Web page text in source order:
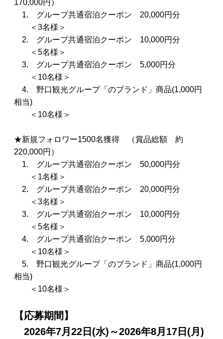
170,000円）
1. グループ共通宿泊クーポン 20,000円分
＜3名様＞
2. グループ共通宿泊クーポン 10,000円分
＜5名様＞
3. グループ共通宿泊クーポン 5,000円分
＜10名様＞
4. 野口観光グループ「のブランド」商品(1,000円
相当)
＜10名様＞
★新規フォロワー1500名獲得 （賞品総額 約
220,000円）
1. グループ共通宿泊クーポン 50,000円分
＜1名様＞
2. グループ共通宿泊クーポン 20,000円分
＜3名様＞
3. グループ共通宿泊クーポン 10,000円分
＜5名様＞
4. グループ共通宿泊クーポン 5,000円分
＜10名様＞
5. 野口観光グループ「のブランド」商品(1,000円
相当)
＜10名様＞
【応募期間】
2026年7月22日(水)～2026年8月17日(月)